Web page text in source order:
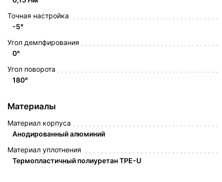
Точная настройка
-5°
Угол демпфирования
0°
Угол поворота
180°
Материалы
Материал корпуса
Анодированный алюминий
Материал уплотнения
Термопластичный полиуретан TPE-U